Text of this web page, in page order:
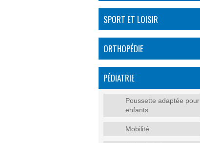
SPORT ET LOISIR
ORTHOPÉDIE
PÉDIATRIE
Poussette adaptée pour
enfants
Mobilité